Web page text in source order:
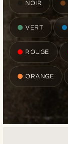
NOIR
VERT
ROUGE
ORANGE